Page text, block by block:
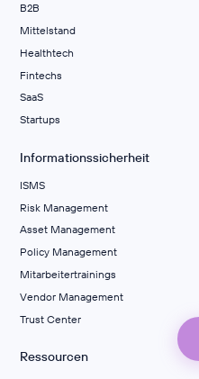
B2B
Mittelstand
Healthtech
Fintechs
SaaS
Startups
Informationssicherheit
ISMS
Risk Management
Asset Management
Policy Management
Mitarbeitertrainings
Vendor Management
Trust Center
Ressourcen